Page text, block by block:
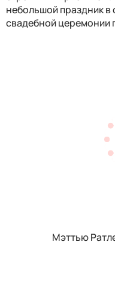
небольшой праздник в
свадебной церемонии
Мэттью